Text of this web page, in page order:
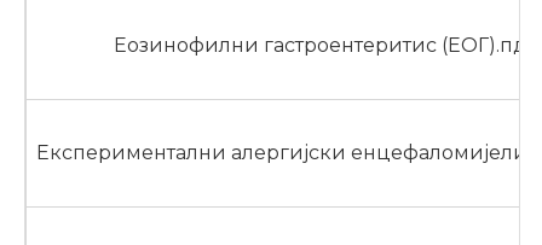
Еозинофилни гастроентеритис (ЕОГ).пдф
Експериментални алергијски